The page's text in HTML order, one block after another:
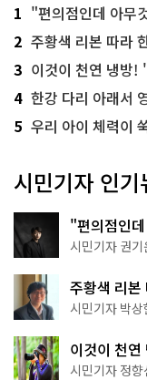
1 "편의점인데 아무것도
2 주황색 리본 따라 한강
3 이것이 천연 냉방!
4 한강 다리 아래서
5 우리 아이 체력이
시민기자 인기
"편의점인
한 편의점의
시민기자 권기
주황색 리
서울둘레길
시민기자 박상
이것이 천
나볼까
시민기자 정향